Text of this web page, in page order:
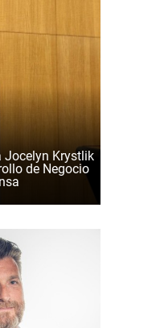
Jocelyn Krystlik
de Negocio